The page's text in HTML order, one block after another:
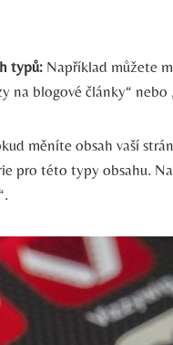
typů: Například můžete
na blogové články“ nebo
měníte obsah vaší
pro této typy obsahu.